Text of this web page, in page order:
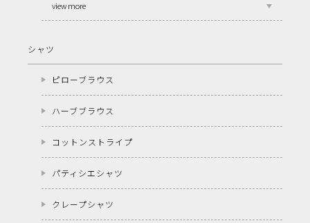
view more
シャツ
ピローブラウス
ハーブブラウス
コットンストライプ
パティシエシャツ
クレープシャツ